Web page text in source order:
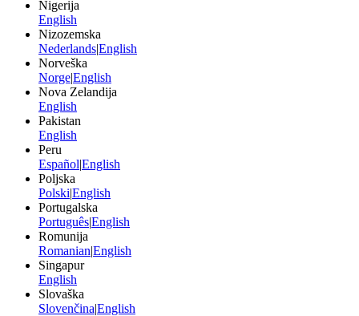
Nigerija
English
Nizozemska
Nederlands|English
Norveška
Norge|English
Nova Zelandija
English
Pakistan
English
Peru
Español|English
Poljska
Polski|English
Portugalska
Português|English
Romunija
Romanian|English
Singapur
English
Slovaška
Slovenčina|English